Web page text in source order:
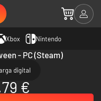
Xbox Nintendo
- PC (Steam)
digital
€